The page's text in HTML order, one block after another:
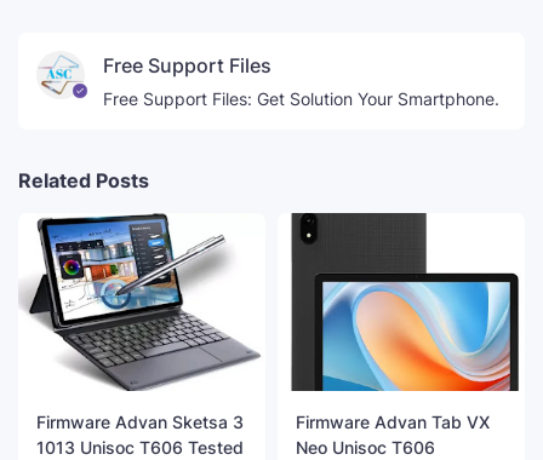
Free Support Files
Free Support Files: Get Solution Your Smartphone.
Related Posts
Firmware Advan Sketsa 3
1013 Unisoc T606 Tested
Firmware Advan Tab VX
Neo Unisoc T606